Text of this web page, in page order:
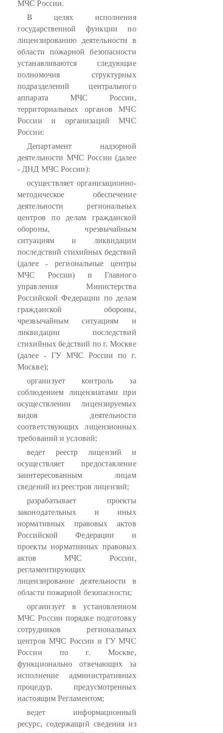
МЧС России.
В целях исполнения
государственной функции по
лицензированию деятельности в
области пожарной безопасности
устанавливаются следующие
полномочия структурных
подразделений центрального
аппарата МЧС России,
территориальных органов МЧС
России и организаций МЧС
России:
Департамент надзорной
деятельности МЧС России (далее
- ДНД МЧС России):
осуществляет организационно-
методическое обеспечение
деятельности региональных
центров по делам гражданской
обороны, чрезвычайным
ситуациям и ликвидации
последствий стихийных бедствий
(далее - региональные центры
МЧС России) и Главного
управления Министерства
Российской Федерации по делам
гражданской обороны,
чрезвычайным ситуациям и
ликвидации последствий
стихийных бедствий по г. Москве
(далее - ГУ МЧС России по г.
Москве);
организует контроль за
соблюдением лицензиатами при
осуществлении лицензируемых
видов деятельности
соответствующих лицензионных
требований и условий;
ведет реестр лицензий и
осуществляет предоставление
заинтересованным лицам
сведений из реестров лицензий;
разрабатывает проекты
законодательных и иных
нормативных правовых актов
Российской Федерации и
проекты нормативных правовых
актов МЧС России,
регламентирующих
лицензирование деятельности в
области пожарной безопасности;
организует в установленном
МЧС России порядке подготовку
сотрудников региональных
центров МЧС России и ГУ МЧС
России по г. Москве,
функционально отвечающих за
исполнение административных
процедур, предусмотренных
настоящим Регламентом;
ведет информационный
ресурс, содержащий сведения из